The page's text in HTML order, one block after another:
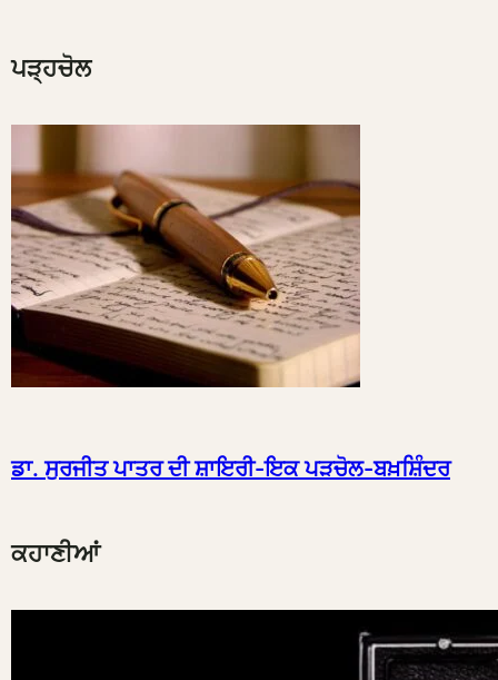
ਪੜ੍ਹਚੋਲ
ਡਾ. ਸੁਰਜੀਤ ਪਾਤਰ ਦੀ ਸ਼ਾਇਰੀ-ਇਕ ਪੜਚੋਲ-ਬਖ਼ਸ਼ਿੰਦਰ
ਕਹਾਣੀਆਂ